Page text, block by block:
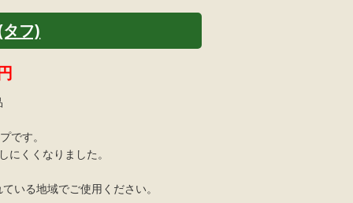
フ)
です。
にくくなりました。
いる地域でご使用ください。